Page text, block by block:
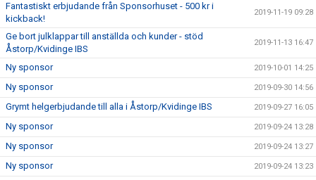
Fantastiskt erbjudande från Sponsorhuset - 500 kr i
kickback!
2019-11-19 09:28
Ge bort julklappar till anställda och kunder - stöd
Åstorp/Kvidinge IBS
2019-11-13 16:47
Ny sponsor 2019-10-01 14:25
Ny sponsor 2019-09-30 14:56
Grymt helgerbjudande till alla i Åstorp/Kvidinge IBS 2019-09-27 16:05
Ny sponsor 2019-09-24 13:28
Ny sponsor 2019-09-24 13:27
Ny sponsor 2019-09-24 13:23